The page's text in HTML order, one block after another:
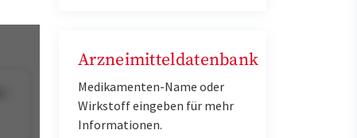
Arzneimitteldatenbank
Medikamenten-Name oder
Wirkstoff eingeben für mehr
Informationen.